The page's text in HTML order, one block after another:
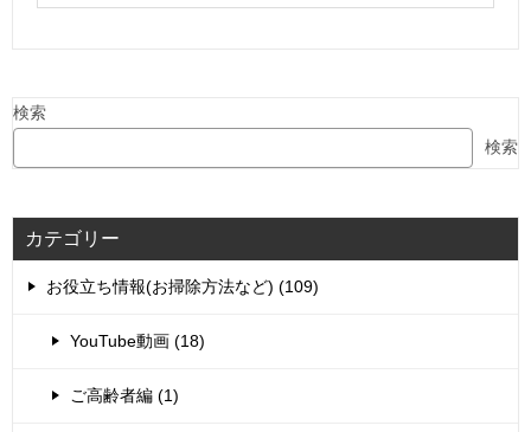
検索
検索
カテゴリー
お役立ち情報(お掃除方法など) (109)
YouTube動画 (18)
ご高齢者編 (1)